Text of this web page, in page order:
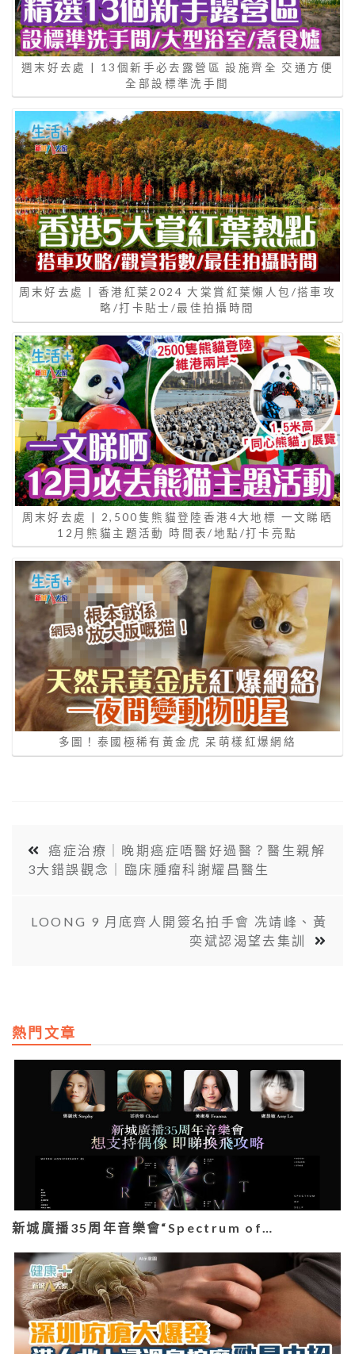
週末好去處 | 13個新手必去露營區 設施齊全 交通方便
全部設標準洗手間
周末好去處 | 香港紅葉2024 大棠賞紅葉懶人包/搭車攻
略/打卡貼士/最佳拍攝時間
周末好去處 | 2,500隻熊貓登陸香港4大地標 一文睇晒
12月熊貓主題活動 時間表/地點/打卡亮點
多圖！泰國極稀有黃金虎 呆萌樣紅爆網絡
癌症治療｜晚期癌症唔醫好過醫？醫生親解
3大錯誤觀念｜臨床腫瘤科謝耀昌醫生
LOONG 9 月底齊人開簽名拍手會 冼靖峰、黃
奕斌認渴望去集訓
熱門文章
新城廣播35周年音樂會“Spectrum of…